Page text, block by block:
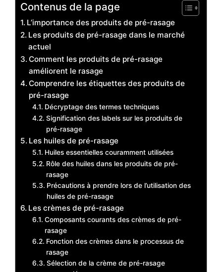
Contenus de la page
L’importance des produits de pré-rasage
Les produits de pré-rasage dans le marché
actuel
Comment les produits de pré-rasage
améliorent le rasage
Comprendre les étiquettes des produits de
pré-rasage
Décryptage des termes techniques
Signification des labels sur les produits de
pré-rasage
Les huiles de pré-rasage
Huiles essentielles couramment utilisées
Rôle des huiles dans les produits de pré-
rasage
Précautions à prendre lors de l’utilisation des
huiles de pré-rasage
Les crèmes de pré-rasage
Composants courants des crèmes de pré-
rasage
Fonction des crèmes dans le processus de
rasage
Sélection de la crème de pré-rasage